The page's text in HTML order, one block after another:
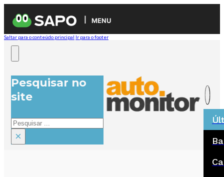
MENU
Saltar para o conteúdo principal Ir para o footer
Pesquisar no
site
Pesquisar
×